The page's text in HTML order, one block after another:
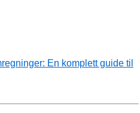
En komplett guide til